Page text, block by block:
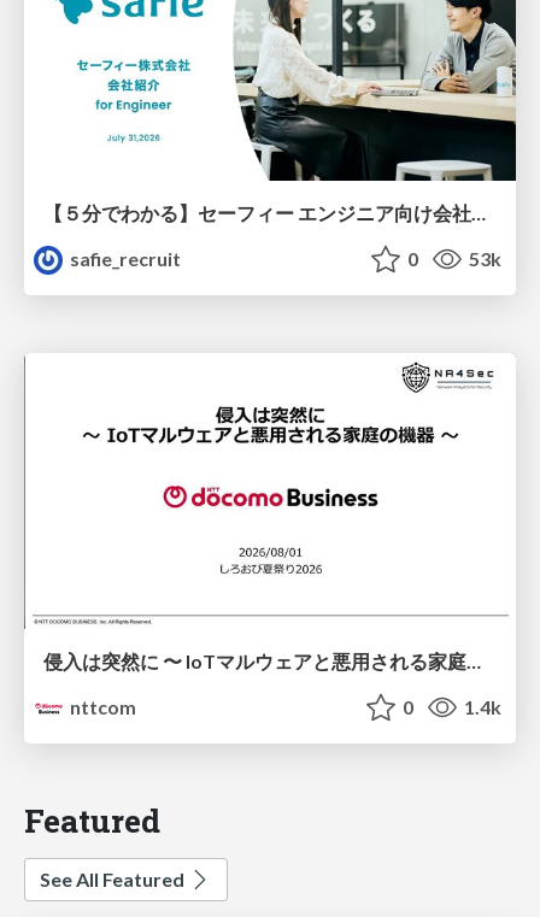
safie_recruit
0 53k
侵入は突然に 〜 IoTマルウェアと悪用される家庭の機器 ～ / When Intrusion Strikes: IoT Malware and the Abuse of Home Devices
nttcom
0 1.4k
Featured
See All Featured